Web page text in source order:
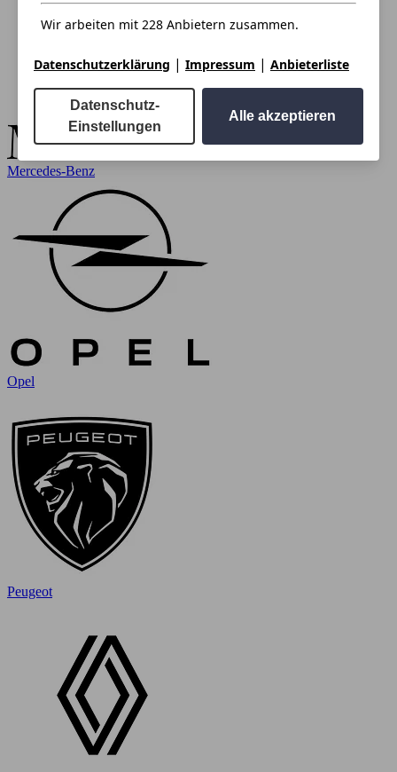
Mercedes-Benz
Opel
Peugeot
Wir arbeiten mit 228 Anbietern zusammen.
Datenschutzerklärung | Impressum | Anbieterliste
Datenschutz-
Einstellungen
Alle akzeptieren